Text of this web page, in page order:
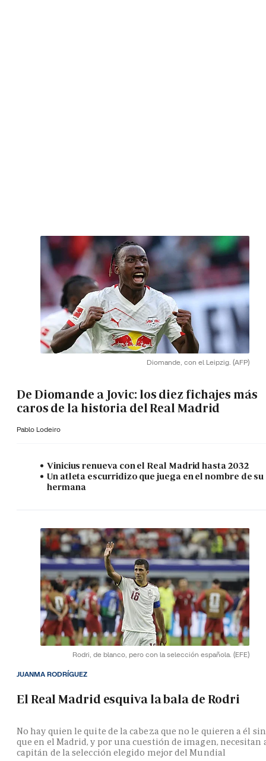
Diomande, con el Leipzig. (AFP)
De Diomande a Jovic: los diez fichajes más
caros de la historia del Real Madrid
Pablo Lodeiro
Vinicius renueva con el Real Madrid hasta 2032
Un atleta escurridizo que juega en el nombre de su
hermana
Rodri, de blanco, pero con la selección española. (EFE)
El Real Madrid esquiva la bala de Rodri
No hay quien le quite de la cabeza que no le quieren a él
que en el Madrid, y por una cuestión de imagen, necesitan
capitán de la selección elegido mejor del Mundial
JUANMA RODRÍGUEZ